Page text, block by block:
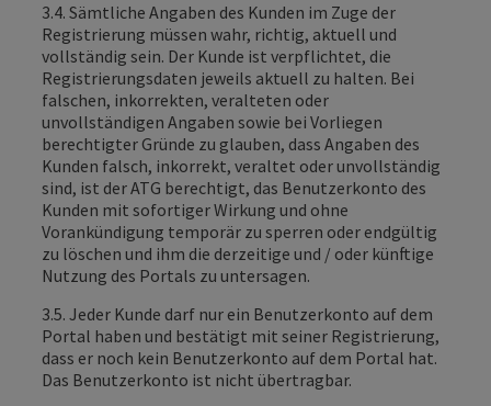
3.4. Sämtliche Angaben des Kunden im Zuge der
Registrierung müssen wahr, richtig, aktuell und
vollständig sein. Der Kunde ist verpflichtet, die
Registrierungsdaten jeweils aktuell zu halten. Bei
falschen, inkorrekten, veralteten oder
unvollständigen Angaben sowie bei Vorliegen
berechtigter Gründe zu glauben, dass Angaben des
Kunden falsch, inkorrekt, veraltet oder unvollständig
sind, ist der ATG berechtigt, das Benutzerkonto des
Kunden mit sofortiger Wirkung und ohne
Vorankündigung temporär zu sperren oder endgültig
zu löschen und ihm die derzeitige und / oder künftige
Nutzung des Portals zu untersagen.
3.5. Jeder Kunde darf nur ein Benutzerkonto auf dem
Portal haben und bestätigt mit seiner Registrierung,
dass er noch kein Benutzerkonto auf dem Portal hat.
Das Benutzerkonto ist nicht übertragbar.